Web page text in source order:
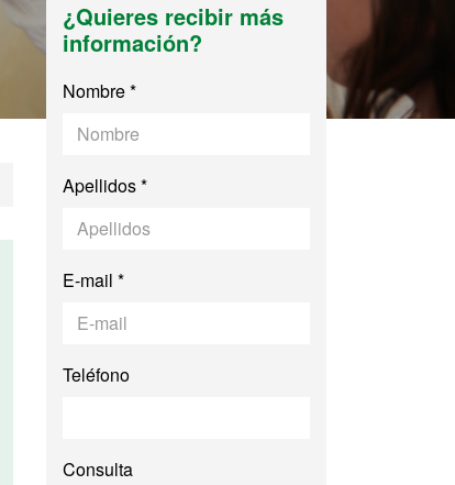
¿Quieres recibir más
información?
Nombre *
Apellidos *
E-mail *
Teléfono
Consulta